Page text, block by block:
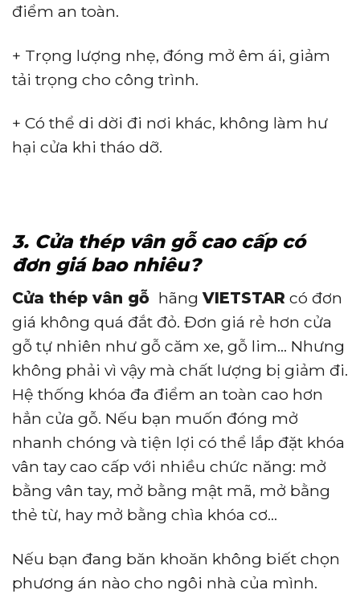
điểm an toàn.
+ Trọng lượng nhẹ, đóng mở êm ái, giảm
tải trọng cho công trình.
+ Có thể di dời đi nơi khác, không làm hư
hại cửa khi tháo dỡ.
3. Cửa thép vân gỗ cao cấp có
đơn giá bao nhiêu?
Cửa thép vân gỗ hãng VIETSTAR có đơn
giá không quá đắt đỏ. Đơn giá rẻ hơn cửa
gỗ tự nhiên như gỗ căm xe, gỗ lim… Nhưng
không phải vì vậy mà chất lượng bị giảm đi.
Hệ thống khóa đa điểm an toàn cao hơn
hẳn cửa gỗ. Nếu bạn muốn đóng mở
nhanh chóng và tiện lợi có thể lắp đặt khóa
vân tay cao cấp với nhiều chức năng: mở
bằng vân tay, mở bằng mật mã, mở bằng
thẻ từ, hay mở bằng chìa khóa cơ…
Nếu bạn đang băn khoăn không biết chọn
phương án nào cho ngôi nhà của mình.